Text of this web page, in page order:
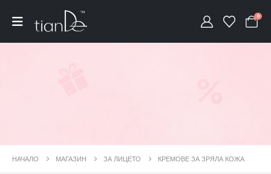
0
НАЧАЛО МАГАЗИН ЗА ЛИЦЕТО КРЕМОВЕ ЗА ЗРЯЛА КОЖА